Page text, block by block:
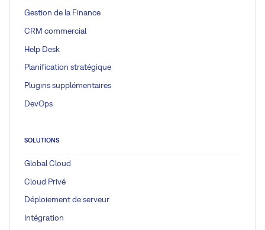
Gestion de la Finance
CRM commercial
Help Desk
Planification stratégique
Plugins supplémentaires
DevOps
SOLUTIONS
Global Cloud
Cloud Privé
Déploiement de serveur
Intégration